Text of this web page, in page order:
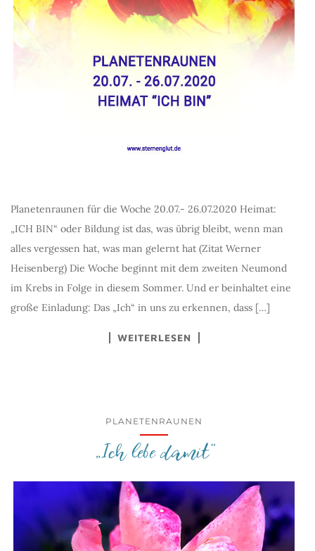
Planetenraunen für die Woche 20.07.- 26.07.2020 Heimat:
„ICH BIN“ oder Bildung ist das, was übrig bleibt, wenn man
alles vergessen hat, was man gelernt hat (Zitat Werner
Heisenberg) Die Woche beginnt mit dem zweiten Neumond
im Krebs in Folge in diesem Sommer. Und er beinhaltet eine
große Einladung: Das „Ich“ in uns zu erkennen, dass […]
WEITERLESEN
PLANETENRAUNEN
„Ich lebe damit“